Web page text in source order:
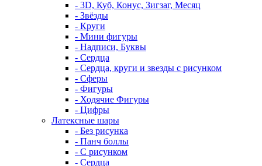
- 3D, Куб, Конус, Зигзаг, Месяц
- Звёзды
- Круги
- Мини фигуры
- Надписи, Буквы
- Сердца
- Сердца, круги и звезды с рисунком
- Сферы
- Фигуры
- Ходячие Фигуры
- Цифры
Латексные шары
- Без рисунка
- Панч боллы
- С рисунком
- Сердца